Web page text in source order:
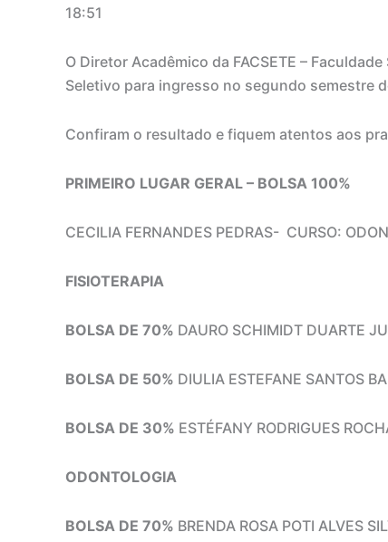
18:51
O Diretor Acadêmico da FACSETE –
Seletivo para ingresso no segundo semestre
Confiram o resultado e fiquem atentos aos
PRIMEIRO LUGAR GERAL – BOLSA 100%
CECILIA FERNANDES PEDRAS- CURSO:
FISIOTERAPIA
BOLSA DE 70% DAURO SCHIMIDT DUARTE
BOLSA DE 50% DIULIA ESTEFANE SANTOS
BOLSA DE 30% ESTÉFANY RODRIGUES
ODONTOLOGIA
BOLSA DE 70% BRENDA ROSA POTI ALVES